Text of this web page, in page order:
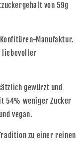
von 59g
Manufaktur.
liebevoller
gewürzt und
54% weniger Zucker
vegan.
zu einer reinen